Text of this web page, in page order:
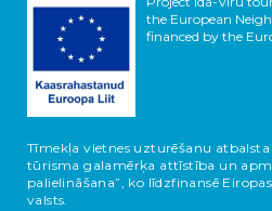
the European
financed by the
Tīmekļa vietnes uzturēšanu
tūrisma galamērķa attīstība un
palielināšana”, ko līdzfinansē
valsts.